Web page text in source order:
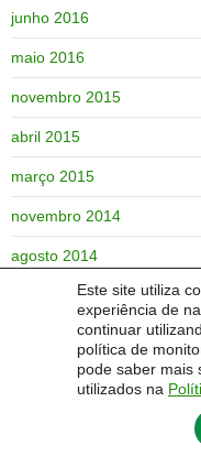
Este site utiliza
experiência de
continuar
política de
pode saber mais
utilizados na
junho 2016
maio 2016
novembro 2015
abril 2015
março 2015
novembro 2014
agosto 2014
junho 2014
maio 2014